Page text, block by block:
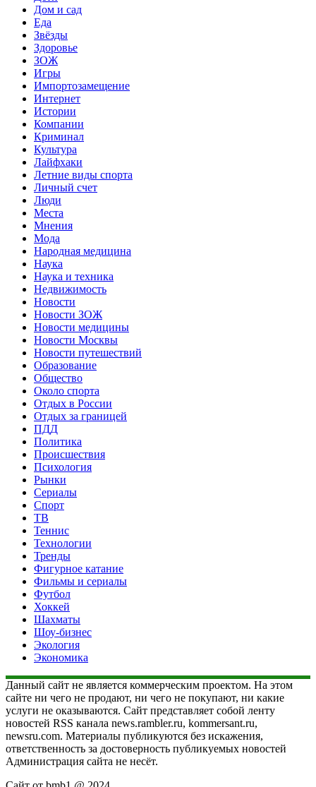
Дом и сад
Еда
Звёзды
Здоровье
ЗОЖ
Игры
Импортозамещение
Интернет
Истории
Компании
Криминал
Культура
Лайфхаки
Летние виды спорта
Личный счет
Люди
Места
Мнения
Мода
Народная медицина
Наука
Наука и техника
Недвижимость
Новости
Новости ЗОЖ
Новости медицины
Новости Москвы
Новости путешествий
Образование
Общество
Около спорта
Отдых в России
Отдых за границей
ПДД
Политика
Происшествия
Психология
Рынки
Сериалы
Спорт
ТВ
Теннис
Технологии
Тренды
Фигурное катание
Фильмы и сериалы
Футбол
Хоккей
Шахматы
Шоу-бизнес
Экология
Экономика
Данный сайт не является коммерческим проектом. На этом
сайте ни чего не продают, ни чего не покупают, ни какие
услуги не оказываются. Сайт представляет собой ленту
новостей RSS канала news.rambler.ru, kommersant.ru,
newsru.com. Материалы публикуются без искажения,
ответственность за достоверность публикуемых новостей
Администрация сайта не несёт.